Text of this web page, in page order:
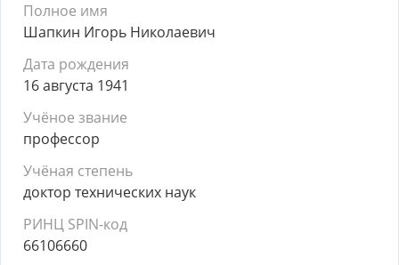
Полное имя
Шапкин Игорь Николаевич
Дата рождения
16 августа 1941
Учёное звание
профессор
Учёная степень
доктор технических наук
РИНЦ SPIN-код
66106660